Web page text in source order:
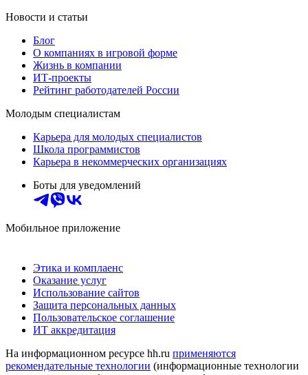
Новости и статьи
Блог
О компаниях в игровой форме
Жизнь в компании
ИТ-проекты
Рейтинг работодателей России
Молодым специалистам
Карьера для молодых специалистов
Школа программистов
Карьера в некоммерческих организациях
Боты для уведомлений
Мобильное приложение
Этика и комплаенс
Оказание услуг
Использование сайтов
Защита персональных данных
Пользовательское соглашение
ИТ аккредитация
На информационном ресурсе hh.ru применяются
рекомендательные технологии (информационные технологии